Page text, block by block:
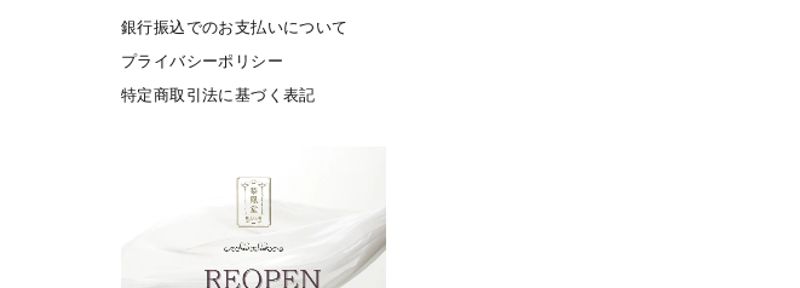
銀行振込でのお支払いについて
プライバシーポリシー
特定商取引法に基づく表記